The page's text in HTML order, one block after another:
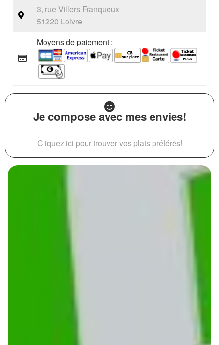
3, rue Villers Franqueux
51220 Loivre
Moyens de paiement :
Je compose avec mes envies!
Cliquez ici pour trouver vos plats préférés!